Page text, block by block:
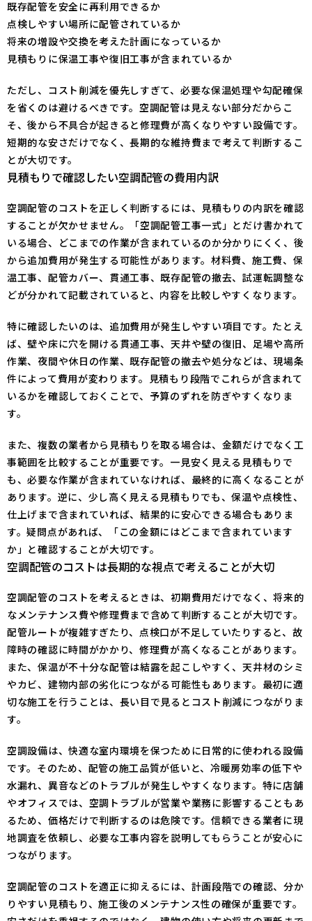
既存配管を安全に再利用できるか
点検しやすい場所に配管されているか
将来の増設や交換を考えた計画になっているか
見積もりに保温工事や復旧工事が含まれているか
ただし、コスト削減を優先しすぎて、必要な保温処理や勾配確保
を省くのは避けるべきです。空調配管は見えない部分だからこ
そ、後から不具合が起きると修理費が高くなりやすい設備です。
短期的な安さだけでなく、長期的な維持費まで考えて判断するこ
とが大切です。
見積もりで確認したい空調配管の費用内訳
空調配管のコストを正しく判断するには、見積もりの内訳を確認
することが欠かせません。「空調配管工事一式」とだけ書かれて
いる場合、どこまでの作業が含まれているのか分かりにくく、後
から追加費用が発生する可能性があります。材料費、施工費、保
温工事、配管カバー、貫通工事、既存配管の撤去、試運転調整な
どが分かれて記載されていると、内容を比較しやすくなります。
特に確認したいのは、追加費用が発生しやすい項目です。たとえ
ば、壁や床に穴を開ける貫通工事、天井や壁の復旧、足場や高所
作業、夜間や休日の作業、既存配管の撤去や処分などは、現場条
件によって費用が変わります。見積もり段階でこれらが含まれて
いるかを確認しておくことで、予算のずれを防ぎやすくなりま
す。
また、複数の業者から見積もりを取る場合は、金額だけでなく工
事範囲を比較することが重要です。一見安く見える見積もりで
も、必要な作業が含まれていなければ、最終的に高くなることが
あります。逆に、少し高く見える見積もりでも、保温や点検性、
仕上げまで含まれていれば、結果的に安心できる場合もありま
す。疑問点があれば、「この金額にはどこまで含まれています
か」と確認することが大切です。
空調配管のコストは長期的な視点で考えることが大切
空調配管のコストを考えるときは、初期費用だけでなく、将来的
なメンテナンス費や修理費まで含めて判断することが大切です。
配管ルートが複雑すぎたり、点検口が不足していたりすると、故
障時の確認に時間がかかり、修理費が高くなることがあります。
また、保温が不十分な配管は結露を起こしやすく、天井材のシミ
やカビ、建物内部の劣化につながる可能性もあります。最初に適
切な施工を行うことは、長い目で見るとコスト削減につながりま
す。
空調設備は、快適な室内環境を保つために日常的に使われる設備
です。そのため、配管の施工品質が低いと、冷暖房効率の低下や
水漏れ、異音などのトラブルが発生しやすくなります。特に店舗
やオフィスでは、空調トラブルが営業や業務に影響することもあ
るため、価格だけで判断するのは危険です。信頼できる業者に現
地調査を依頼し、必要な工事内容を説明してもらうことが安心に
つながります。
空調配管のコストを適正に抑えるには、計画段階での確認、分か
りやすい見積もり、施工後のメンテナンス性の確保が重要です。